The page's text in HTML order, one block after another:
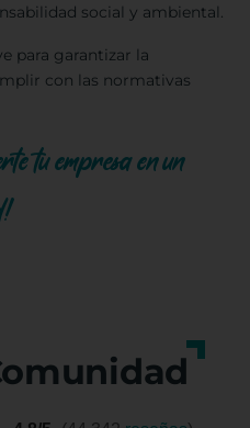
social y ambiental.
para garantizar la
con las normativas
tu empresa en un